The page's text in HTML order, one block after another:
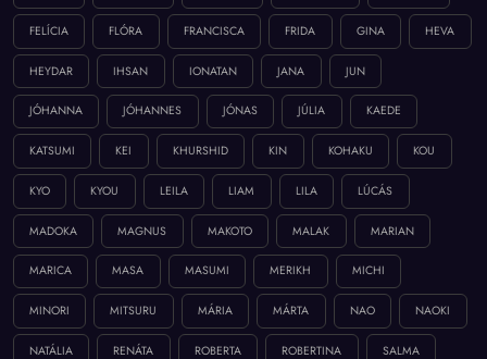
FELÍCIA FLÓRA FRANCISCA FRIDA GINA HEVA
HEYDAR IHSAN IONATAN JANA JUN
JÓHANNA JÓHANNES JÓNAS JÚLIA KAEDE
KATSUMI KEI KHURSHID KIN KOHAKU KOU
KYO KYOU LEILA LIAM LILA LÚCÁS
MADOKA MAGNUS MAKOTO MALAK MARIAN
MARICA MASA MASUMI MERIKH MICHI
MINORI MITSURU MÁRIA MÁRTA NAO NAOKI
NATÁLIA RENÁTA ROBERTA ROBERTINA SALMA